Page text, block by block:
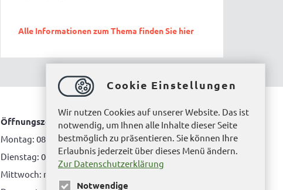
Alle Informationen zum Thema finden Sie hier
Öffnungszeiten Bürgerbüro Helmstedt
Montag: 08.00 bis 12.00 Uhr
Dienstag: 08.00 bis 12.00 Uhr & 15.00 Uhr bis 17.00 Uhr
Mittwoch: nur nach Terminvereinbarung
Cookie Einstellungen
Wir nutzen Cookies auf unserer Website. Das ist
notwendig, um Ihnen alle Inhalte dieser Seite
bestmöglich zu präsentieren. Sie können Ihre
Erlaubnis jederzeit über dieses Menü ändern.
Zur Datenschutzerklärung
Notwendige